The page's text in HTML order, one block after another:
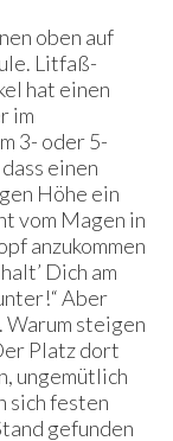
oben auf
Litfaß-
hat einen
im
3- oder 5-
einen
Höhe ein
vom Magen in
anzukommen
Dich am
Aber
Warum steigen
Platz dort
ungemütlich
sich festen
gefunden